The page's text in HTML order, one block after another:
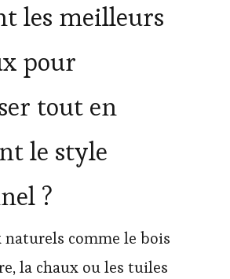
les meilleurs
pour
tout en
le style
?
comme le bois
la chaux ou les tuiles